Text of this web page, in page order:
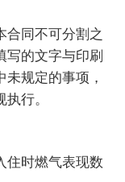
合同不可分割之
写的文字与印刷
规定的事项，
行。
住时燃气表现数